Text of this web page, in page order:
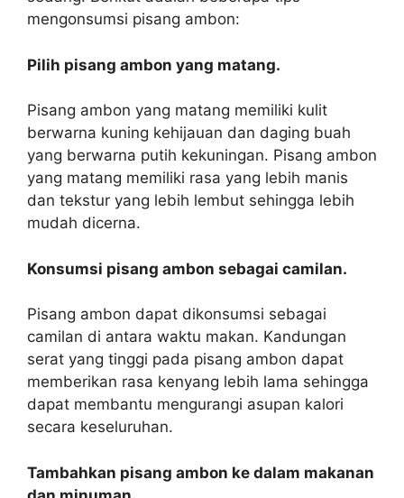
mengonsumsi pisang ambon:
Pilih pisang ambon yang matang.
Pisang ambon yang matang memiliki kulit
berwarna kuning kehijauan dan daging buah
yang berwarna putih kekuningan. Pisang ambon
yang matang memiliki rasa yang lebih manis
dan tekstur yang lebih lembut sehingga lebih
mudah dicerna.
Konsumsi pisang ambon sebagai camilan.
Pisang ambon dapat dikonsumsi sebagai
camilan di antara waktu makan. Kandungan
serat yang tinggi pada pisang ambon dapat
memberikan rasa kenyang lebih lama sehingga
dapat membantu mengurangi asupan kalori
secara keseluruhan.
Tambahkan pisang ambon ke dalam makanan